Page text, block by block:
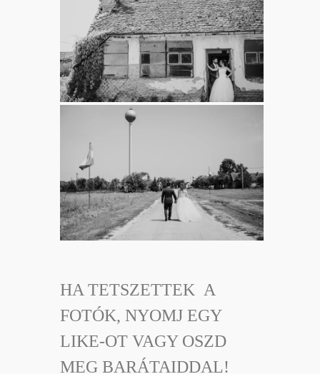
HA TETSZETTEK A
FOTÓK, NYOMJ EGY
LIKE-OT VAGY OSZD
MEG BARÁTAIDDAL!